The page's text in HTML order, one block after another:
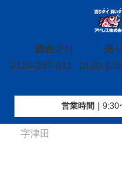
総合受付
0120-297-011
売
0120-
営業時間｜ 9:30
イエステーション»売
字津田